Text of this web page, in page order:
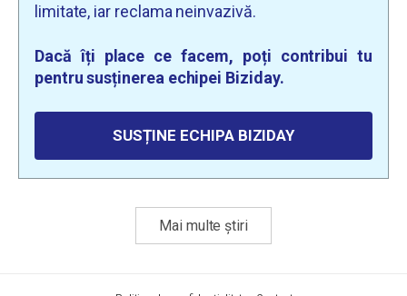
limitate, iar reclama neinvazivă.
Dacă îți place ce facem, poți contribui tu
pentru susținerea echipei Biziday.
SUSȚINE ECHIPA BIZIDAY
Mai multe știri